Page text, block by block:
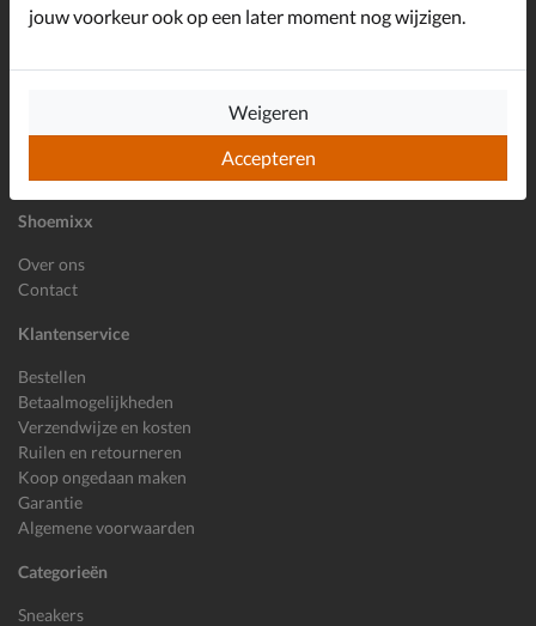
Shoemixx
Over ons
Contact
Klantenservice
Bestellen
Betaalmogelijkheden
Verzendwijze en kosten
Ruilen en retourneren
Koop ongedaan maken
Garantie
Algemene voorwaarden
Categorieën
Sneakers
Inschrijven
jouw voorkeur ook op een later moment nog wijzigen.
Accepteren
Weigeren